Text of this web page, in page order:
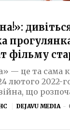
фільму
— це та сама
лютого 2022-
що
DEJAVU MEDIA -